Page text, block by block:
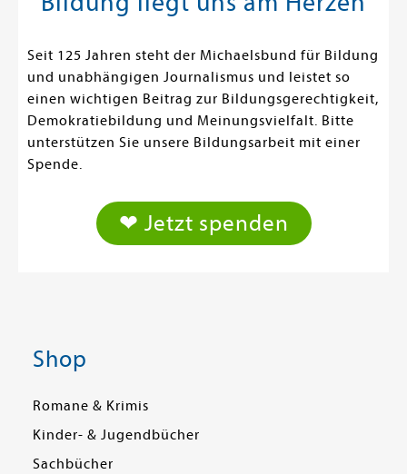
Seit 125 Jahren steht der Michaelsbund für Bildung
und unabhängigen Journalismus und leistet so
einen wichtigen Beitrag zur Bildungsgerechtigkeit,
Demokratiebildung und Meinungsvielfalt. Bitte
unterstützen Sie unsere Bildungsarbeit mit einer
Spende.
❤ Jetzt spenden
Shop
Romane & Krimis
Kinder- & Jugendbücher
Sachbücher